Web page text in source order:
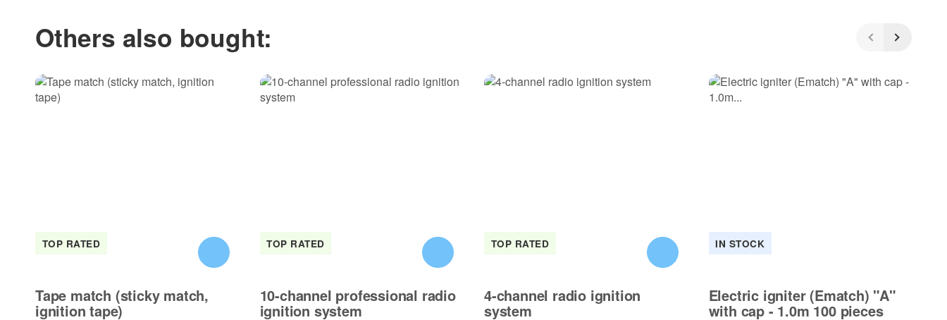
Others also bought:
TOP RATED
Tape match (sticky match,
ignition tape)
TOP RATED
10-channel professional radio
ignition system
TOP RATED
4-channel radio ignition
system
IN STOCK
Electric igniter (Ematch) "A"
with cap - 1.0m 100 pieces